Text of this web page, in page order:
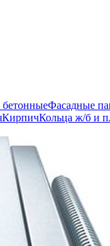
Фасадные
КирпичКольца ж/б и